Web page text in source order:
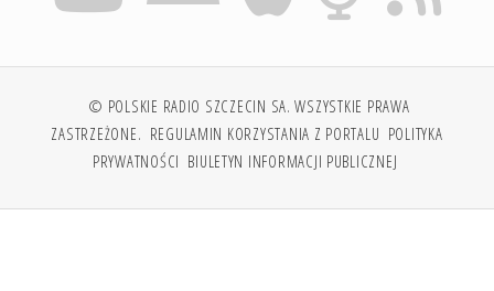
© POLSKIE RADIO SZCZECIN SA. WSZYSTKIE PRAWA
ZASTRZEŻONE. REGULAMIN KORZYSTANIA Z PORTALU POLITYKA
PRYWATNOŚCI BIULETYN INFORMACJI PUBLICZNEJ